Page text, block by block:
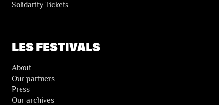
Solidarity Tickets
LES FESTIVALS
About
Our partners
Press
Our archives